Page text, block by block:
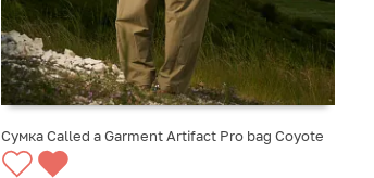
СООБЩИТЬ О ПОСТУПЛЕНИИ
Сумка Called a Garment Artifact Pro bag Coyote